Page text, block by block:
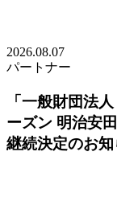
2026.08.07
パートナー
「一般財団法
ーズン 明治安
継続決定のお